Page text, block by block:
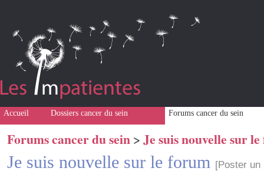
Accueil Dossiers cancer du sein Forums cancer du sein
Forums cancer du sein > Je suis nouvelle sur
Je suis nouvelle sur le forum [Poster un